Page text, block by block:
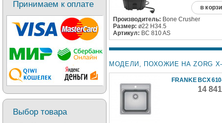
в
Производитель: Bone Crusher
Размер: ø22 H34.5
Артикул: BC 810 AS
МОДЕЛИ, ПОХОЖИЕ НА ZORG X-
FRANKE BCX
14
Принимаем к оплате
Выбор товара